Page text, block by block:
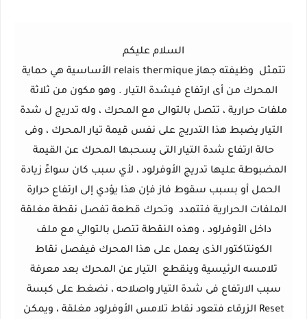
السلام عليكم
تتمثل وظيفته جهازrelais thermique الأساسية هي حماية
المحرك من أى ارتفاع فيشدة التيار . وهو مكون من ثلاثة
ملفات حرارية ، تتصل بالتوالى مع المحرك ، وله تدريج ل شدة
التياريضبط هذا التدريج على نفس قيمة تيار المحرك ، وفى
حالة ارتفاع شدة التيار التى يسحبها المحرك عن القيمة
المضبوطة عليها تدريج الأوفرلود ، لأي سبب كان سواءً زيادة
الحمل أو بسبب سقوط فاز فإن هذا يؤدي إلى ارتفاع حرارة
الملفات الحرارية فتتمدد وتحرك قطعة تفصل نقطة مغلقة
داخل الأوفرلود ، وهذه النقطة تتصل بالتوالي مع ملف
الكونتاكتور الذى يعمل على هذا المحرك فيفصل نقاط
تلامسه الرئيسية وينقطع التيار عن المحرك بعد معرفة
سبب الارتفاع فى شدة التيار واصلاحه ، نضغط على كبسة
Reset الزرقاء فتعود نقاط تلامس الأوفرلود مغلقة ، ويمكن